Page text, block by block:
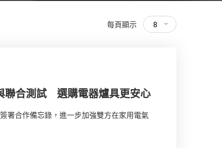
每頁顯示 8
聯合測試 選購電器爐具更安心
署合作備忘錄，進一步加強雙方在家用電氣